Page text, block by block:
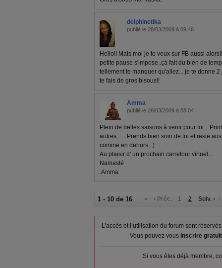
delphinetika
publié le 28/03/2009 à 09:48
Hello!! Mais moi je te veux sur FB aussi
petite pause s'impose..çà fait du bien de
tellement te manquer qu'allez....je te donne
te fais de gros bisous!!
Amma
publié le 28/03/2009 à 08:04
Plein de belles saisons à venir pour
autres.......Prends bien soin de toi et reste
comme en dehors...)
Au plaisir d' un prochain carrefour virtuel...
Namasté
.Amma
1 - 10 de 16 « ‹ Préc. 1 2 Suiv. ›
L’accès et l’utilisation du forum sont
Vous pouvez vous inscrire
Si vous êtes déjà membre,